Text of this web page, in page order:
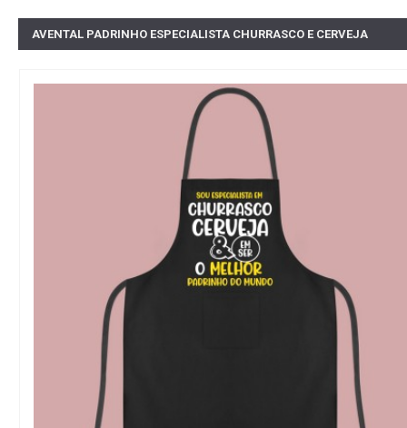
AVENTAL PADRINHO ESPECIALISTA CHURRASCO E CERVEJA